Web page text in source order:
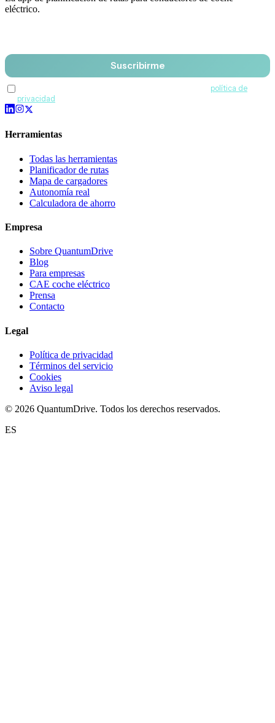
eléctrico.
Suscribirme
política de
privacidad
Herramientas
Todas las herramientas
Planificador de rutas
Mapa de cargadores
Autonomía real
Calculadora de ahorro
Empresa
Sobre QuantumDrive
Blog
Para empresas
CAE coche eléctrico
Prensa
Contacto
Legal
Política de privacidad
Términos del servicio
Cookies
Aviso legal
© 2026 QuantumDrive. Todos los derechos reservados.
ES